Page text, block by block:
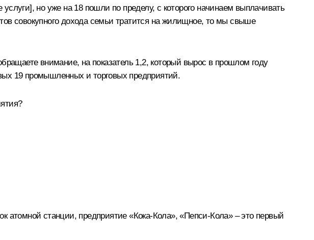
но уже на 18 пошли по пределу, с которого начинаем выплачивать
совокупного дохода семьи тратится на жилищное, то мы свыше
внимание, на показатель 1,2, который вырос в прошлом году
19 промышленных и торговых предприятий.
станции, предприятие «Кока-Кола», «Пепси-Кола» – это первый